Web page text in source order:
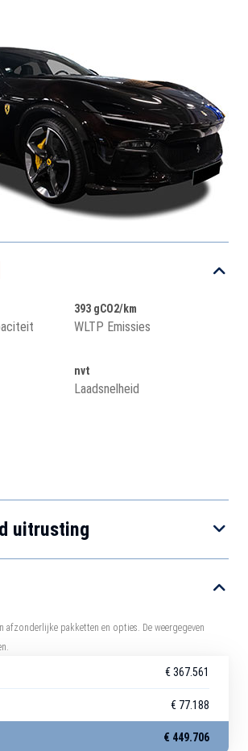
393 gCO2/km
WLTP Emissies
nvt
Laadsnelheid
uitrusting
afzonderlijke pakketten en opties. De weergegeven
€ 367.561
€ 77.188
€ 449.706